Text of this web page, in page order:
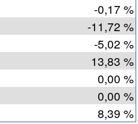
-0,17 %
-11,72 %
-5,02 %
13,83 %
0,00 %
0,00 %
8,39 %